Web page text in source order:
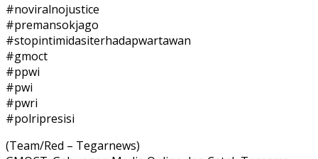
#noviralnojustice
#premansokjago
#stopintimidasiterhadapwartawan
#gmoct
#ppwi
#pwi
#pwri
#polripresisi
(Team/Red – Tegarnews)